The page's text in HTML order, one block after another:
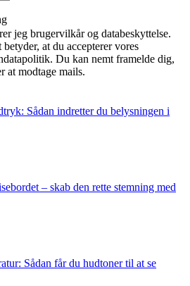
jeg brugervilkår og databeskyttelse.
at du accepterer vores
Du kan nemt framelde dig,
at modtage mails.
Sådan indretter du belysningen i
– skab den rette stemning med
Sådan får du hudtoner til at se